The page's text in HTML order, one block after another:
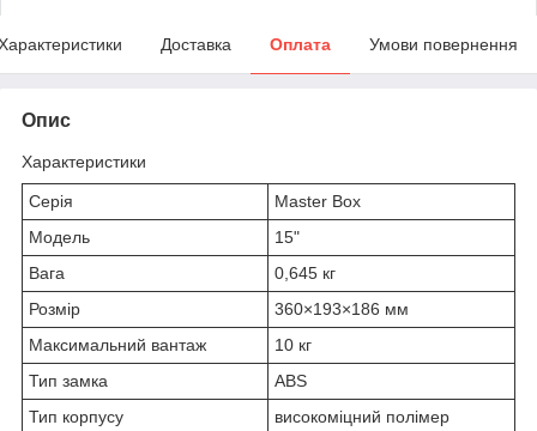
Доставка Оплата Умови повернення
Опис
Характеристики
Серія
Master Box
Модель
15"
Вага
0,645 кг
Розмір
360×193×186 мм
Максимальний вантаж
10 кг
Тип замка
ABS
Тип корпусу
високоміцний полімер